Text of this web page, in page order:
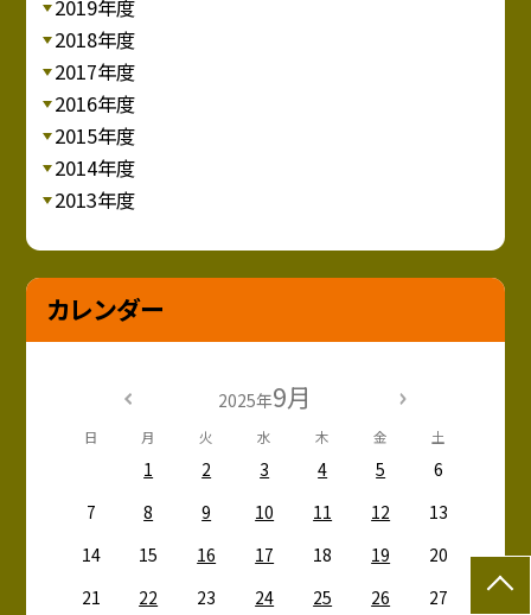
2019年度
2018年度
2017年度
2016年度
2015年度
2014年度
2013年度
カレンダー
2025年9月
日 月 火 水 木 金 土
1 2 3 4 5
6
7
8 9 10 11 12
13
14
15 16 17 18 19
20
21
22 23 24 25 26 27